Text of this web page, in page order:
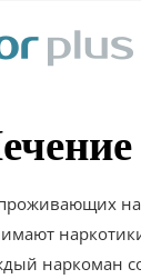
наркоман